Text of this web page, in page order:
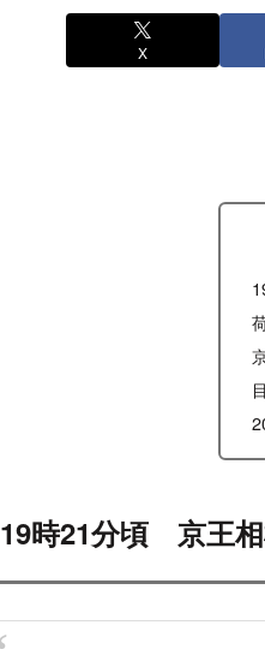
X
19時21分頃 京王